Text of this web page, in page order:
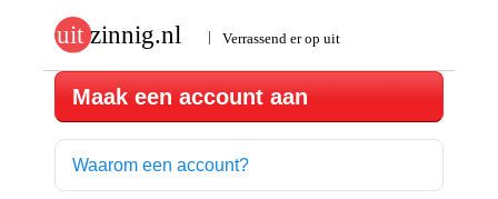
Maak een account aan
Waarom een account?